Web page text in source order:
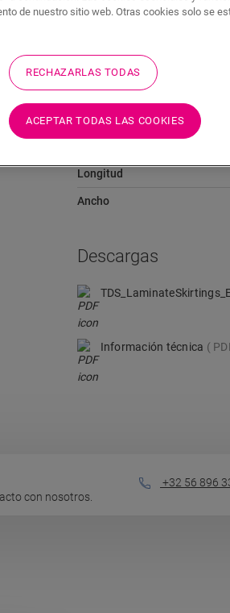
a Descargas
Dimensiones
Longitud
Ancho
Descargas
Información técnica
con nosotros.
+32 56 896
de nuestro sitio web. Otras cookies solo se
RECHAZARLAS TODAS
ACEPTAR TODAS LAS COOKIES